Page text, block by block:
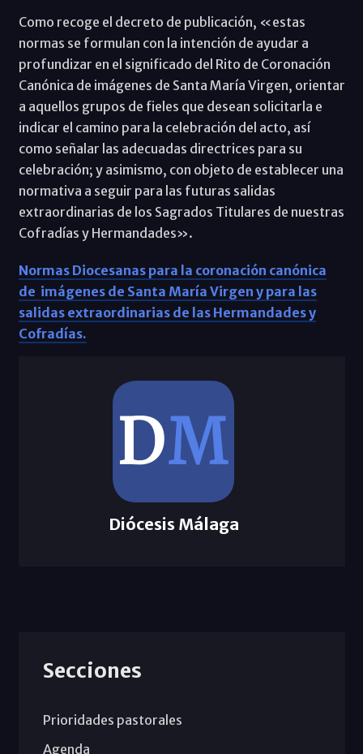
Como recoge el decreto de publicación, «estas
normas se formulan con la intención de ayudar a
profundizar en el significado del Rito de Coronación
Canónica de imágenes de Santa María Virgen, orientar
a aquellos grupos de fieles que desean solicitarla e
indicar el camino para la celebración del acto, así
como señalar las adecuadas directrices para su
celebración; y asimismo, con objeto de establecer una
normativa a seguir para las futuras salidas
extraordinarias de los Sagrados Titulares de nuestras
Cofradías y Hermandades».
Normas Diocesanas para la coronación canónica
de imágenes de Santa María Virgen y para las
salidas extraordinarias de las Hermandades y
Cofradías.
Diócesis Málaga
Secciones
Prioridades pastorales
Agenda